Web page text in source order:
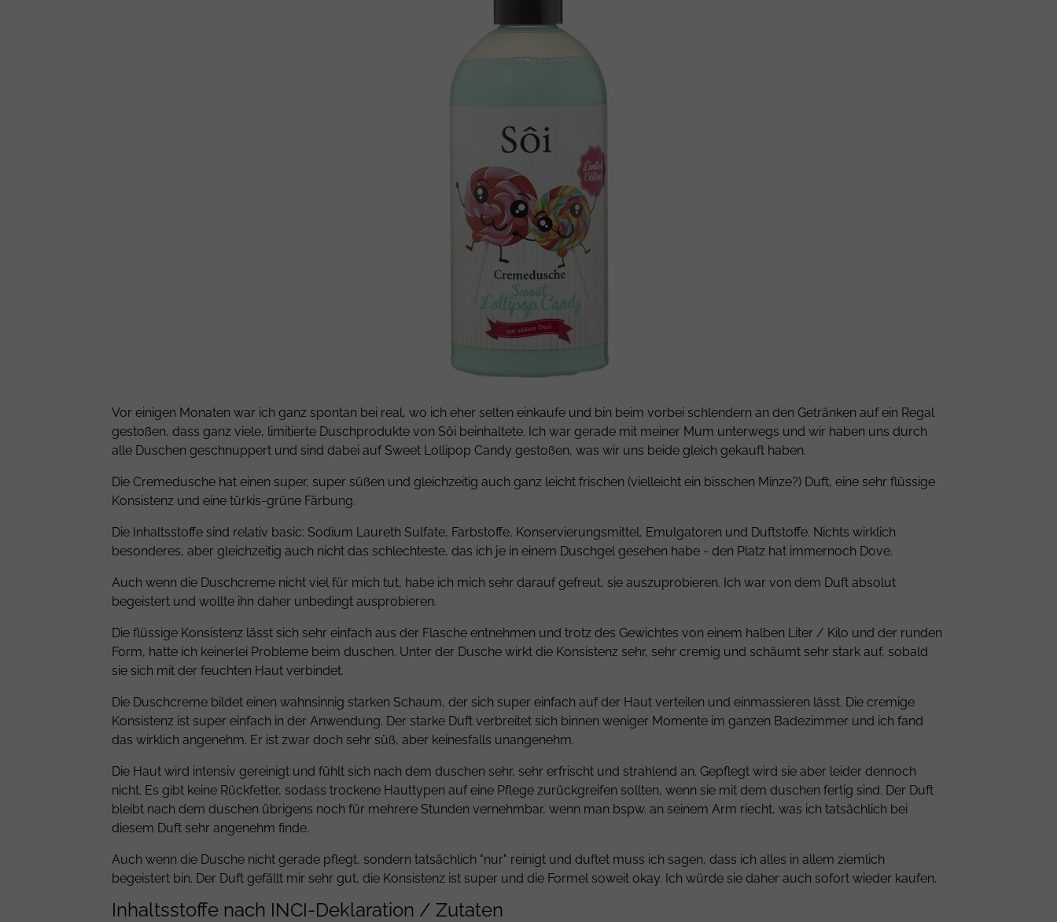
Vor einigen Monaten war ich ganz spontan bei real, wo ich eher selten einkaufe und bin beim vorbei schlendern an den Getränken auf ein Regal
gestoßen, dass ganz viele, limitierte Duschprodukte von Sôi beinhaltete. Ich war gerade mit meiner Mum unterwegs und wir haben uns durch
alle Duschen geschnuppert und sind dabei auf Sweet Lollipop Candy gestoßen, was wir uns beide gleich gekauft haben.
Die Cremedusche hat einen super, super süßen und gleichzeitig auch ganz leicht frischen (vielleicht ein bisschen Minze?) Duft, eine sehr flüssige
Konsistenz und eine türkis-grüne Färbung.
Die Inhaltsstoffe sind relativ basic: Sodium Laureth Sulfate, Farbstoffe, Konservierungsmittel, Emulgatoren und Duftstoffe. Nichts wirklich
besonderes, aber gleichzeitig auch nicht das schlechteste, das ich je in einem Duschgel gesehen habe - den Platz hat immernoch Dove.
Auch wenn die Duschcreme nicht viel für mich tut, habe ich mich sehr darauf gefreut, sie auszuprobieren. Ich war von dem Duft absolut
begeistert und wollte ihn daher unbedingt ausprobieren.
Die flüssige Konsistenz lässt sich sehr einfach aus der Flasche entnehmen und trotz des Gewichtes von einem halben Liter / Kilo und der runden
Form, hatte ich keinerlei Probleme beim duschen. Unter der Dusche wirkt die Konsistenz sehr, sehr cremig und schäumt sehr stark auf, sobald
sie sich mit der feuchten Haut verbindet.
Die Duschcreme bildet einen wahnsinnig starken Schaum, der sich super einfach auf der Haut verteilen und einmassieren lässt. Die cremige
Konsistenz ist super einfach in der Anwendung. Der starke Duft verbreitet sich binnen weniger Momente im ganzen Badezimmer und ich fand
das wirklich angenehm. Er ist zwar doch sehr süß, aber keinesfalls unangenehm.
Die Haut wird intensiv gereinigt und fühlt sich nach dem duschen sehr, sehr erfrischt und strahlend an. Gepflegt wird sie aber leider dennoch
nicht. Es gibt keine Rückfetter, sodass trockene Hauttypen auf eine Pflege zurückgreifen sollten, wenn sie mit dem duschen fertig sind. Der Duft
bleibt nach dem duschen übrigens noch für mehrere Stunden vernehmbar, wenn man bspw. an seinem Arm riecht, was ich tatsächlich bei
diesem Duft sehr angenehm finde.
Auch wenn die Dusche nicht gerade pflegt, sondern tatsächlich "nur" reinigt und duftet muss ich sagen, dass ich alles in allem ziemlich
begeistert bin. Der Duft gefällt mir sehr gut, die Konsistenz ist super und die Formel soweit okay. Ich würde sie daher auch sofort wieder kaufen.
Inhaltsstoffe nach INCI-Deklaration / Zutaten